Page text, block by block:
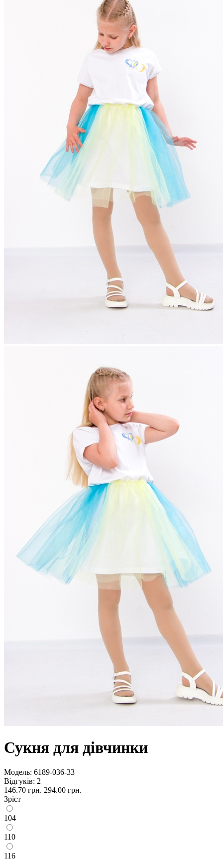
Сукня для дівчинки
Модель: 6189-036-33
Відгуків: 2
146.70 грн. 294.00 грн.
Зріст
104
110
116